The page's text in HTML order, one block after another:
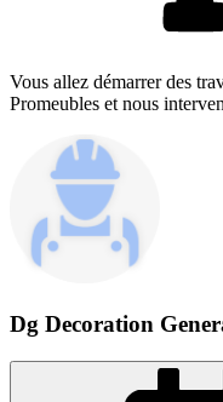
Vous allez démarrer des
Promeubles et nous
Dg Decoration